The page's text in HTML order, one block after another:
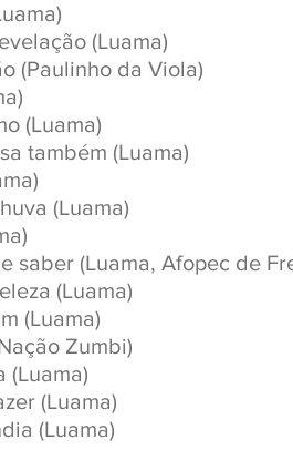
(Luama)
(Paulinho da Viola)
(Luama)
também (Luama)
(Luama)
saber (Luama, Afopec de
(Luama)
(Luama)
Zumbi)
(Luama)
(Luama)
(Luama)